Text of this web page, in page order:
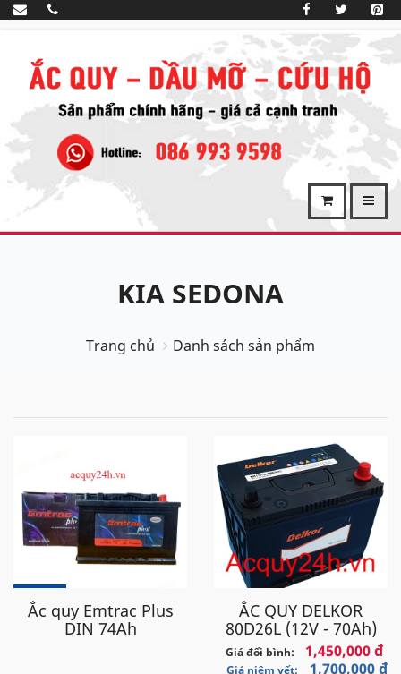
KIA SEDONA
Trang chủ Danh sách sản phẩm
Ắc quy Emtrac Plus
DIN 74Ah
ẮC QUY DELKOR
80D26L (12V - 70Ah)
Giá đổi bình: 1,450,000 đ
Giá niêm yết: 1,700,000 đ